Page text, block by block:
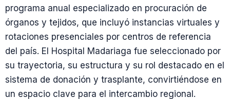
programa anual especializado en procuración de
órganos y tejidos, que incluyó instancias virtuales y
rotaciones presenciales por centros de referencia
del país. El Hospital Madariaga fue seleccionado por
su trayectoria, su estructura y su rol destacado en el
sistema de donación y trasplante, convirtiéndose en
un espacio clave para el intercambio regional.